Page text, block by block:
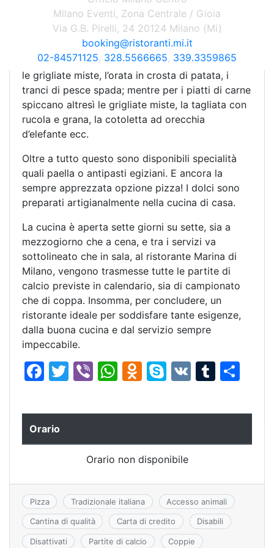
iniziare; e ancora pappardelle La Marina, linguine
al cartoccio, spaghetti vongole e bottarga tra i
primi piatti. I secondi piatti proposti sono sia di
terra che di mare: per le specialità di pesce ecco
le grigliate miste, l’orata in crosta di patata, i
tranci di pesce spada; mentre per i piatti di carne
spiccano altresì le grigliate miste, la tagliata con
rucola e grana, la cotoletta ad orecchia
d’elefante ecc.
Oltre a tutto questo sono disponibili specialità
quali paella o antipasti egiziani. E ancora la
sempre apprezzata opzione pizza! I dolci sono
preparati artigianalmente nella cucina di casa.
La cucina è aperta sette giorni su sette, sia a
mezzogiorno che a cena, e tra i servizi va
sottolineato che in sala, al ristorante Marina di
Milano, vengono trasmesse tutte le partite di
calcio previste in calendario, sia di campionato
che di coppa. Insomma, per concludere, un
ristorante ideale per soddisfare tante esigenze,
dalla buona cucina e dal servizio sempre
impeccabile.
F
c
e
b
o
k
T
itt
Vi
er
W
at
A
p
p
O
n
kl
a
s
s
ni
S
y
e
V
T
m
r
n
vi
Orario
Orario non disponibile
Pizza Tradizionale italiana Accesso animali
Cantina di qualità Carta di credito Disabili
Disattivati Partite di calcio Coppie
Milano Eventi, Zona Centrale / Gioia
Via G.B. Pirelli, 24 20124 Milano (Mi)
booking@ristoranti.mi.it
02-84571125, 328.5566665, 339.3359865